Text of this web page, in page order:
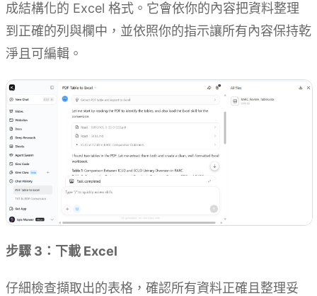
成結構化的 Excel 格式。它會依你的內容把資料整理
到正確的列與欄中，並依照你的指示讓所有內容保持乾
淨且可編輯。
步驟 3：下載 Excel
仔細檢查擷取出的表格，確認所有資料正確且整理妥